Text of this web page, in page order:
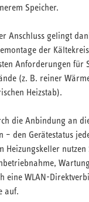
Speicher.
Anschluss gelingt
der
Anforderungen für
(z. B. reiner
Heizstab).
die Anbindung an
– den Gerätestatus
Heizungskeller nutzen
eine WLAN-
auf.